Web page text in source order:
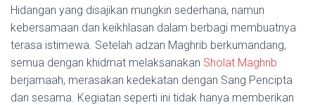
Hidangan yang disajikan mungkin sederhana, namun
kebersamaan dan keikhlasan dalam berbagi membuatnya
terasa istimewa. Setelah adzan Maghrib berkumandang,
semua dengan khidmat melaksanakan Sholat Maghrib
berjamaah, merasakan kedekatan dengan Sang Pencipta
dan sesama. Kegiatan seperti ini tidak hanya memberikan